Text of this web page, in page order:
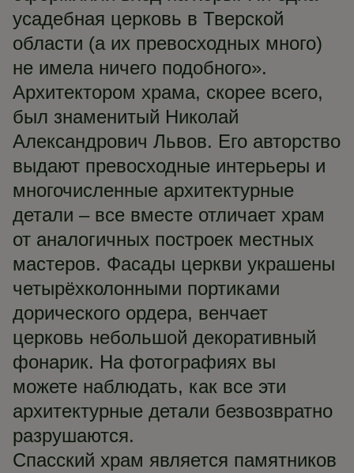
усадебная церковь в Тверской
области (а их превосходных много)
не имела ничего подобного».
Архитектором храма, скорее всего,
был знаменитый Николай
Александрович Львов. Его авторство
выдают превосходные интерьеры и
многочисленные архитектурные
детали – все вместе отличает храм
от аналогичных построек местных
мастеров. Фасады церкви украшены
четырёхколонными портиками
дорического ордера, венчает
церковь небольшой декоративный
фонарик. На фотографиях вы
можете наблюдать, как все эти
архитектурные детали безвозвратно
разрушаются.
Спасский храм является памятников